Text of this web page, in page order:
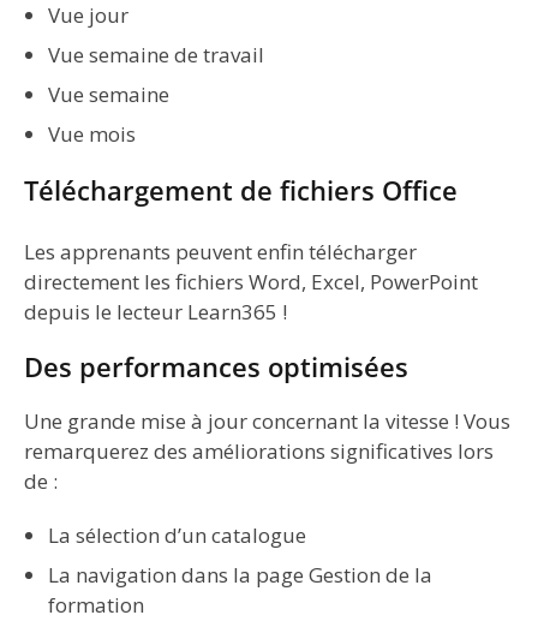
Vue jour
Vue semaine de travail
Vue semaine
Vue mois
Téléchargement de fichiers Office
Les apprenants peuvent enfin télécharger
directement les fichiers Word, Excel, PowerPoint
depuis le lecteur Learn365 !
Des performances optimisées
Une grande mise à jour concernant la vitesse ! Vous
remarquerez des améliorations significatives lors
de :
La sélection d’un catalogue
La navigation dans la page Gestion de la
formation